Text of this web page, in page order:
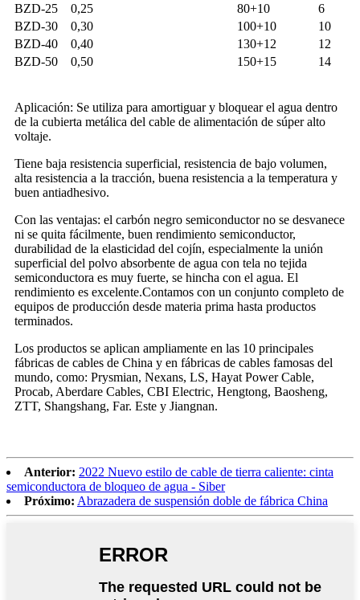
BZD-25
0,25 80+10
6
BZD-30
0,30 100+10
10
BZD-40
0,40 130+12
12
BZD-50
0,50 150+15 14
Aplicación: Se utiliza para amortiguar y bloquear el agua dentro
de la cubierta metálica del cable de alimentación de súper alto
voltaje.
Tiene baja resistencia superficial, resistencia de bajo volumen,
alta resistencia a la tracción, buena resistencia a la temperatura y
buen antiadhesivo.
Con las ventajas: el carbón negro semiconductor no se desvanece
ni se quita fácilmente, buen rendimiento semiconductor,
durabilidad de la elasticidad del cojín, especialmente la unión
superficial del polvo absorbente de agua con tela no tejida
semiconductora es muy fuerte, se hincha con el agua. El
rendimiento es excelente.Contamos con un conjunto completo de
equipos de producción desde materia prima hasta productos
terminados.
Los productos se aplican ampliamente en las 10 principales
fábricas de cables de China y en fábricas de cables famosas del
mundo, como: Prysmian, Nexans, LS, Hayat Power Cable,
Procab, Aberdare Cables, CBI Electric, Hengtong, Baosheng,
ZTT, Shangshang, Far. Este y Jiangnan.
Anterior: 2022 Nuevo estilo de cable de tierra caliente: cinta
semiconductora de bloqueo de agua - Siber
Próximo: Abrazadera de suspensión doble de fábrica China